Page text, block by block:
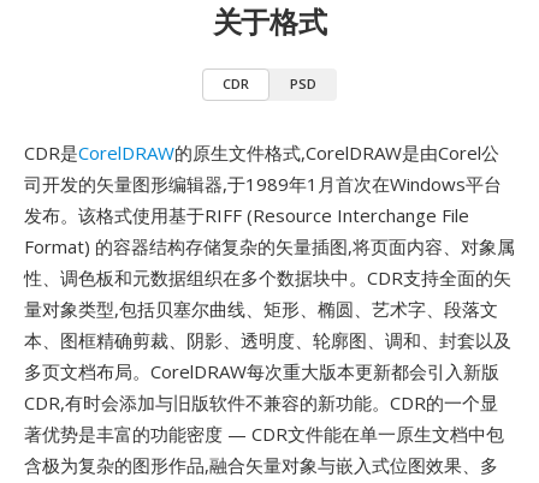
关于格式
CDR PSD
CDR是CorelDRAW的原生文件格式,CorelDRAW是由Corel公
司开发的矢量图形编辑器,于1989年1月首次在Windows平台
发布。该格式使用基于RIFF (Resource Interchange File
Format) 的容器结构存储复杂的矢量插图,将页面内容、对象属
性、调色板和元数据组织在多个数据块中。CDR支持全面的矢
量对象类型,包括贝塞尔曲线、矩形、椭圆、艺术字、段落文
本、图框精确剪裁、阴影、透明度、轮廓图、调和、封套以及
多页文档布局。CorelDRAW每次重大版本更新都会引入新版
CDR,有时会添加与旧版软件不兼容的新功能。CDR的一个显
著优势是丰富的功能密度 — CDR文件能在单一原生文档中包
含极为复杂的图形作品,融合矢量对象与嵌入式位图效果、多